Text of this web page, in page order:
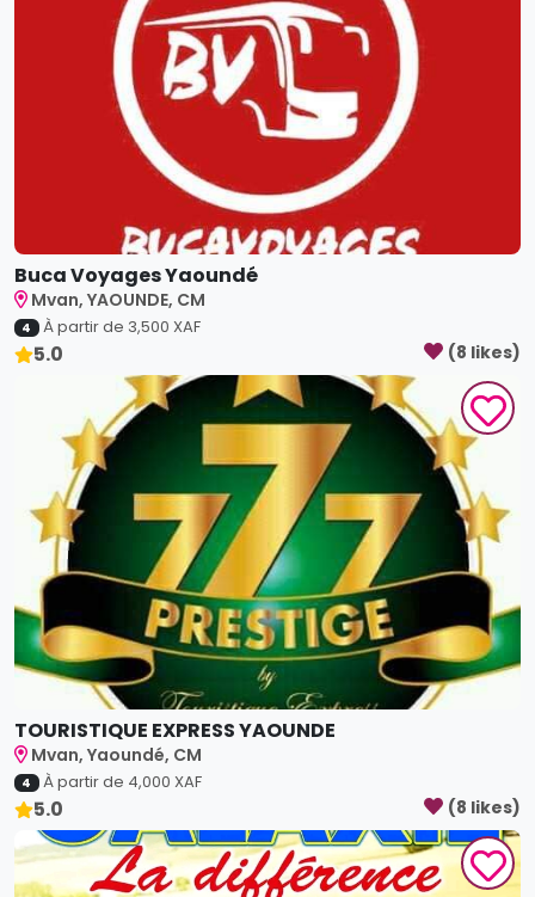
Buca Voyages Yaoundé
Mvan, YAOUNDE, CM
4 À partir de 3,500 XAF
5.0 (8 likes)
TOURISTIQUE EXPRESS YAOUNDE
Mvan, Yaoundé, CM
4 À partir de 4,000 XAF
5.0 (8 likes)